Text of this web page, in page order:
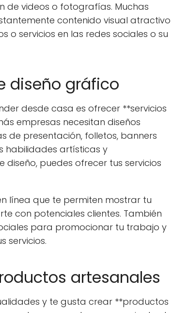
de videos o fotografías. Muchas
contenido visual atractivo
servicios en las redes sociales o su
diseño gráfico
desde casa es ofrecer **servicios
empresas necesitan diseños
de presentación, folletos, banners
habilidades artísticas y
puedes ofrecer tus servicios
línea que te permiten mostrar tu
con potenciales clientes. También
para promocionar tu trabajo y
servicios.
artesanales
y te gusta crear **productos